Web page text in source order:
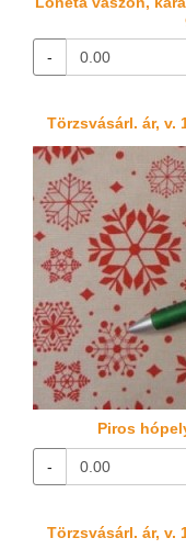
-
Törzsvásárl. ár, v.
Piros
-
Törzsvásárl. ár, v.